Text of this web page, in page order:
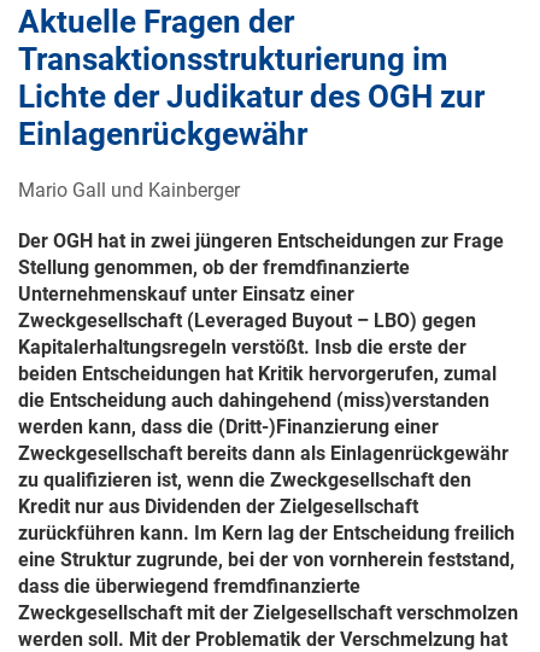
Aktuelle Fragen der
Transaktionsstrukturierung im
Lichte der Judikatur des OGH zur
Einlagenrückgewähr
Mario Gall und Kainberger
Der OGH hat in zwei jüngeren Entscheidungen zur Frage
Stellung genommen, ob der fremdfinanzierte
Unternehmenskauf unter Einsatz einer
Zweckgesellschaft (Leveraged Buyout – LBO) gegen
Kapitalerhaltungsregeln verstößt. Insb die erste der
beiden Entscheidungen hat Kritik hervorgerufen, zumal
die Entscheidung auch dahingehend (miss)verstanden
werden kann, dass die (Dritt-)Finanzierung einer
Zweckgesellschaft bereits dann als Einlagenrückgewähr
zu qualifizieren ist, wenn die Zweckgesellschaft den
Kredit nur aus Dividenden der Zielgesellschaft
zurückführen kann. Im Kern lag der Entscheidung freilich
eine Struktur zugrunde, bei der von vornherein feststand,
dass die überwiegend fremdfinanzierte
Zweckgesellschaft mit der Zielgesellschaft verschmolzen
werden soll. Mit der Problematik der Verschmelzung hat